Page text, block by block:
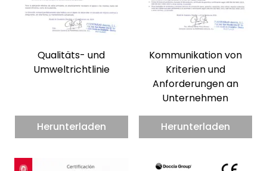
Qualitäts- und
Umweltrichtlinie
Herunterladen
Kommunikation von
Kriterien und
Anforderungen an
Unternehmen
Herunterladen